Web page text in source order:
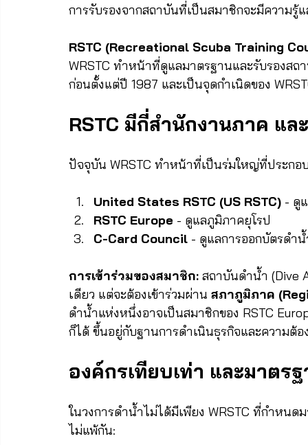
การรับรองจากสถาบันที่เป็นสมาชิกจะมีความ
RSTC (Recreational Scuba Training
WRSTC ทำหน้าที่ดูแลมาตรฐานและรับรองส
ก่อนตั้งแต่ปี 1987 และเป็นจุดกำเนิดของ
RSTC มีกี่สำนักงานภาค แล
ปัจจุบัน WRSTC ทำหน้าที่เป็นร่มใหญ่ที่ประกอ
United States RSTC (US RSTC) - ดู
RSTC Europe - ดูแลภูมิภาคยุโรป
C-Card Council - ดูแลการออกบัตรดำ
การเข้าร่วมของสมาชิก: สถาบันดำน้ำ (Dive
เดียว แต่จะต้องเข้าร่วมผ่าน สภาภูมิภาค
ดำน้ำแห่งหนึ่งอาจเป็นสมาชิกของ RSTC
ก็ได้ ขึ้นอยู่กับฐานการดำเนินธุรกิจและความต้
องค์กรเทียบเท่า และมาตร
ในวงการดำน้ำไม่ได้มีเพียง WRSTC ที่กำหน
ไม่แพ้กัน: